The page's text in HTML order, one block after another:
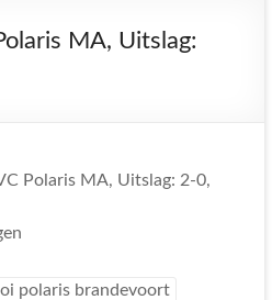
MA, Uitslag:
Polaris MA, Uitslag: 2-0,
polaris brandevoort